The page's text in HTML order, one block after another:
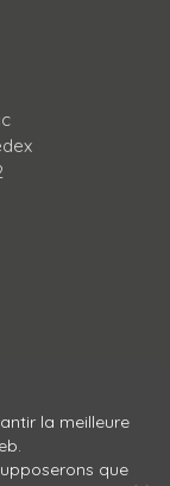
la meilleure
que